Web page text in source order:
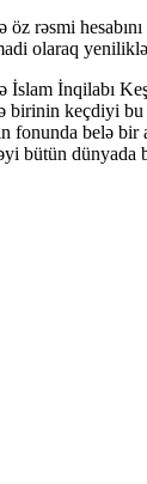
rəsmi
olaraq
İslam
keçdiyi
belə
bütün dünyada